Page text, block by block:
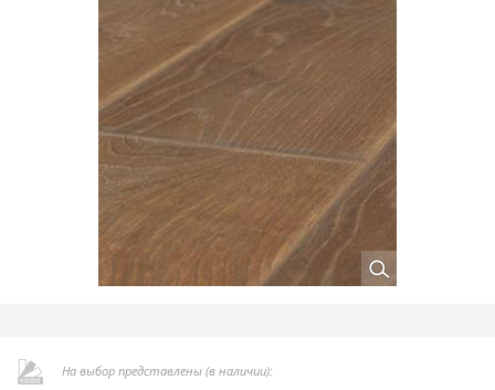
На выбор представлены (в наличии):